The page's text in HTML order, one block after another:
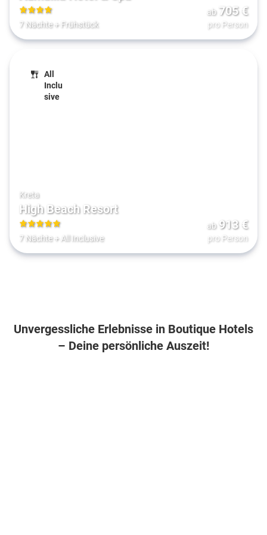
4
7 Nächte+ Frühstück
ab 705€
pro Person
All
Inclu
sive
Kreta
High Beach Resort
5
7 Nächte+ All Inclusive
ab 913€
pro Person
Unvergessliche Erlebnisse in Boutique Hotels
– Deine persönliche Auszeit!